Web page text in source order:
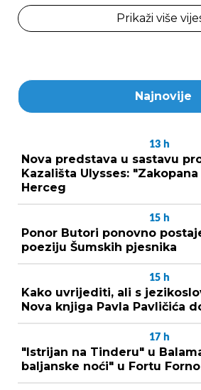
Prikaži više
Najnovije
13 h
Nova predstava u sastavu
Kazališta Ulysses:
Herceg
15 h
Ponor Butori ponovno
poeziju Šumskih pjesnika
15 h
Kako uvrijediti, ali s
Nova knjiga Pavla Pavličića
17 h
"Istrijan na Tinderu" u
baljanske noći" u Fortu Forno